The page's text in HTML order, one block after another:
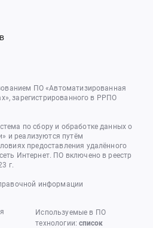
ПО «Автоматизированная
зарегистрированного в РРПО
по сбору и обработке данных о
и реализуются путём
предоставления удалённого
Интернет. ПО включено в реестр
г.
информации
Используемые в ПО
технологии:список